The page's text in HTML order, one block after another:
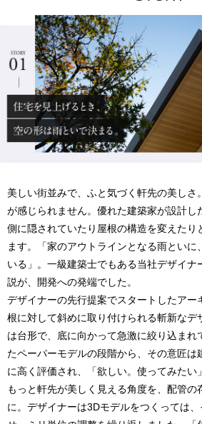
美しい街並みで、ふと気づく軒先の美しさ
が感じられません。優れた建築家が設計し
側に隠されていたり屋根の構造を変えたり
ます。「家のアウトラインとなる雨といに
いる」。一級建築士でもある当社デザイナ
説が、開発への発端でした。
デザイナーの先行提案でスタートしたアー
根に対して斜めに取り付けられる斬新なデ
は台形で、底に向かって急激に絞り込まれ
たペーパーモデルの段階から、その意匠は
に高く評価され、「欲しい。使ってみたい
もっと軒先が美しく見える角度を、配管の
に。デザイナーは3Dモデルをつくっては